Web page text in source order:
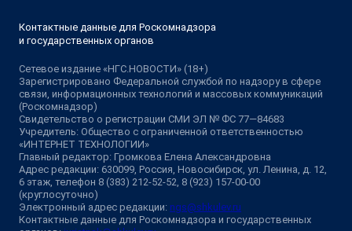
Контактные данные для Роскомнадзора
и государственных органов
Сетевое издание «НГС.НОВОСТИ» (18+)
Зарегистрировано Федеральной службой по надзору в сфере
связи, информационных технологий и массовых коммуникаций
(Роскомнадзор)
Свидетельство о регистрации СМИ ЭЛ № ФС 77—84683
Учредитель: Общество с ограниченной ответственностью
«ИНТЕРНЕТ ТЕХНОЛОГИИ»
Главный редактор: Громкова Елена Александровна
Адрес редакции: 630099, Россия, Новосибирск, ул. Ленина, д. 12,
6 этаж, телефон 8 (383) 212-52-52, 8 (923) 157-00-00
(круглосуточно)
Электронный адрес редакции: ngs@shkulev.ru
Контактные данные для Роскомнадзора и государственных